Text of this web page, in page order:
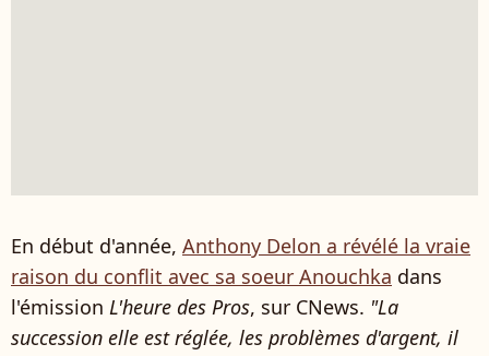
En début d'année, Anthony Delon a révélé la vraie
raison du conflit avec sa soeur Anouchka dans
l'émission L'heure des Pros, sur CNews. "La
succession elle est réglée, les problèmes d'argent, il